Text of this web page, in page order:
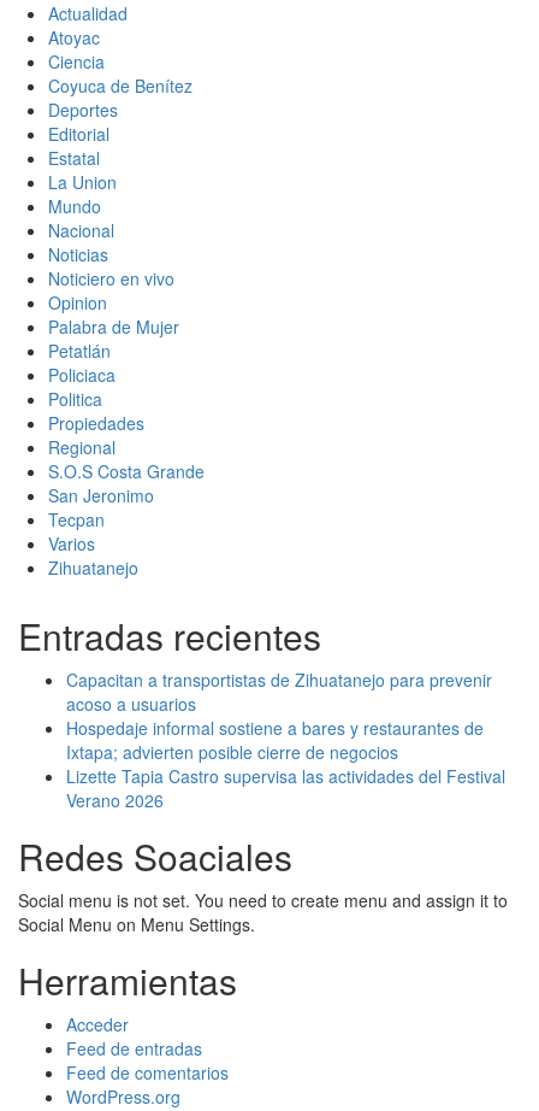
Actualidad
Atoyac
Ciencia
Coyuca de Benítez
Deportes
Editorial
Estatal
La Union
Mundo
Nacional
Noticias
Noticiero en vivo
Opinion
Palabra de Mujer
Petatlán
Policiaca
Politica
Propiedades
Regional
S.O.S Costa Grande
San Jeronimo
Tecpan
Varios
Zihuatanejo
Entradas recientes
Capacitan a transportistas de Zihuatanejo para prevenir
acoso a usuarios
Hospedaje informal sostiene a bares y restaurantes de
Ixtapa; advierten posible cierre de negocios
Lizette Tapia Castro supervisa las actividades del Festival
Verano 2026
Redes Soaciales
Social menu is not set. You need to create menu and assign it to
Social Menu on Menu Settings.
Herramientas
Acceder
Feed de entradas
Feed de comentarios
WordPress.org